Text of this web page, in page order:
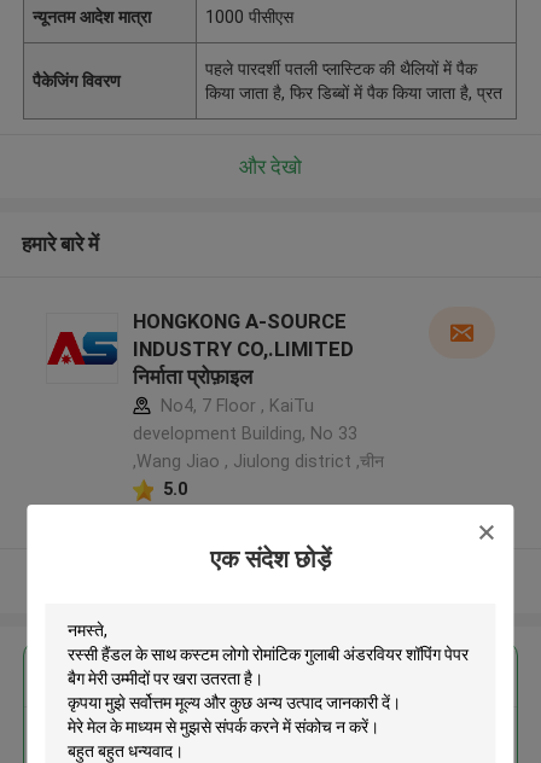
एक संदेश छोड़ें
न्यूनतम आदेश मात्रा 1000 पीसीएस
पैकेजिंग विवरण
पहले पारदर्शी पतली प्लास्टिक की थैलियों में पैक
किया जाता है, फिर डिब्बों में पैक किया जाता है, प्रत
और देखो
हमारे बारे में
HONGKONG A-SOURCE
INDUSTRY CO,.LIMITED
निर्माता प्रोफ़ाइल
No4, 7 Floor , KaiTu
development Building, No 33
,Wang Jiao , Jiulong district ,चीन
5.0
सबसे उत्तम प्रतिदान प्राप्त करें